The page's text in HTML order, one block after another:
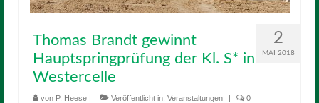
2
MAI 2018
Thomas Brandt gewinnt
Hauptspringprüfung der Kl. S* in
Westercelle
von P. Heese | Veröffentlicht in: Veranstaltungen | 0